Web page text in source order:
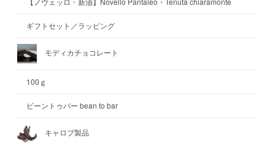
ギフトセット／ラッピング
モディカチョコレート
100ｇ
ビーントゥバー bean to bar
キャロブ製品